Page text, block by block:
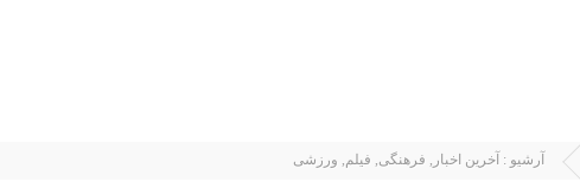
آرشیو : آخرین اخبار , فرهنگی, فیلم, ورزشی